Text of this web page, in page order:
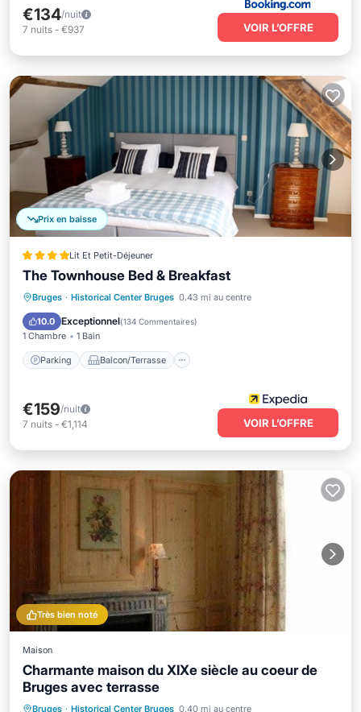
€134/nuit
7 nuits - €937 VOIR L’OFFRE
Prix en baisse
Lit Et Petit-Déjeuner
The Townhouse Bed & Breakfast
Bruges · Historical Center Bruges 0.43 mi au centre
10.0 Exceptionnel(134 Commentaires)
1 Chambre 1 Bain
Parking Balcon/Terrasse
Parking Balcon/Terrasse
Cuisine
Climatisation
€159/nuit
7 nuits - €1,114 VOIR L’OFFRE
Très bien noté
Maison
Charmante maison du XIXe siècle au coeur de
Bruges avec terrasse
Bruges · Historical Center Bruges 0.40 mi au centre
Parking Balcon/Terrasse Cuisine